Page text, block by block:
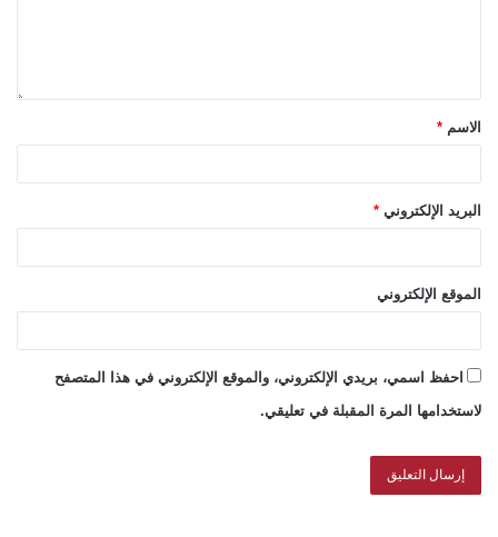
الاسم *
البريد الإلكتروني *
الموقع الإلكتروني
احفظ اسمي، بريدي الإلكتروني، والموقع الإلكتروني في هذا المتصفح
لاستخدامها المرة المقبلة في تعليقي.